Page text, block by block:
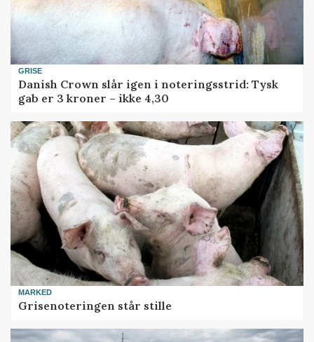
GRISE
Danish Crown slår igen i noteringsstrid: Tysk
gab er 3 kroner – ikke 4,30
MARKED
Grisenoteringen står stille